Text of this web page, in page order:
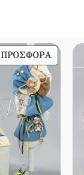
ΠΡΟΣΦΟΡΆΠΡΟΪΌΝ